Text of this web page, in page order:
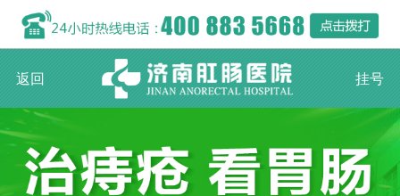
返回 挂号